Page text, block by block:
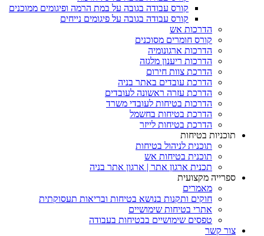
קורס עבודה בגובה על במת הרמה ופיגומים ממוכנים
קורס עבודה בגובה על פיגומים נייחים
הדרכות אש
קורס חומרים מסוכנים
הדרכות ארגונומיה
הדרכות ריענון מלגזה
הדרכת צוות חירום
הדרכת עובדים באתר בניה
הדרכת עזרה ראשונה לעובדים
הדרכות בטיחות לעובדי משרד
הדרכת בטיחות בחשמל
הדרכת בטיחות לייזר
תוכניות בטיחות
תוכנית לניהול בטיחות
תוכנית בטיחות אש
תכנית ארגון אתר | ארגון אתר בניה
ספרייה מקצועית
מאמרים
חוקים ותקנות בנושא בטיחות ובריאות תעסוקתית
אתרי בטיחות שימושיים
טפסים שימושיים בבטיחות בעבודה
צור קשר